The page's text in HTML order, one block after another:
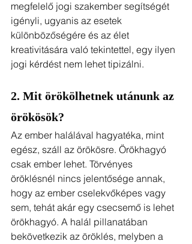
megfelelő jogi szakember segítségét
igényli, ugyanis az esetek
különbözőségére és az élet
kreativitására való tekintettel, egy ilyen
jogi kérdést nem lehet tipizálni.
2. Mit örökölhetnek utánunk az
örökösök?
Az ember halálával hagyatéka, mint
egész, száll az örökösre. Örökhagyó
csak ember lehet. Törvényes
öröklésnél nincs jelentősége annak,
hogy az ember cselekvőképes vagy
sem, tehát akár egy csecsemő is lehet
örökhagyó. A halál pillanatában
bekövetkezik az öröklés, melyben a